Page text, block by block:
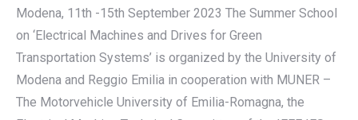
Modena, 11th -15th September 2023 The Summer School
on ‘Electrical Machines and Drives for Green
Transportation Systems’ is organized by the University of
Modena and Reggio Emilia in cooperation with MUNER –
The Motorvehicle University of Emilia-Romagna, the